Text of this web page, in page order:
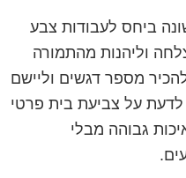
ביחס לעבודות צבע
וליהנות מהתמורה
מספר דגשים וליישם
על צביעת בית פרטי
גבוהה מבלי